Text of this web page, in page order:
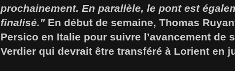
prochainement. En parallèle, le pont est
finalisé." En début de semaine, Thomas
Persico en Italie pour suivre l’avancement de
Verdier qui devrait être transféré à Lorient en